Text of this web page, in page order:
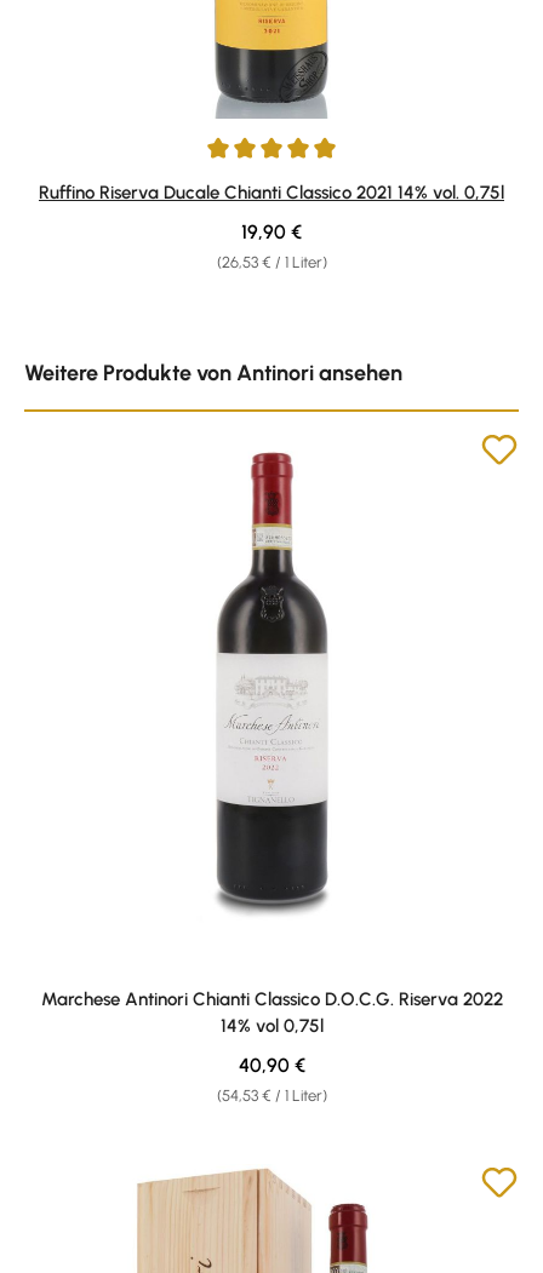
Durchschnittliche Bewertung von 5 von 5 Sternen
Ruffino Riserva Ducale Chianti Classico 2021 14% vol. 0,75l
(26,53 € / 1 Liter)
Regulärer Preis:
19,90 €
Weitere Produkte von Antinori ansehen
Marchese Antinori Chianti Classico D.O.C.G. Riserva 2022
14% vol 0,75l
(54,53 € / 1 Liter)
Regulärer Preis:
40,90 €